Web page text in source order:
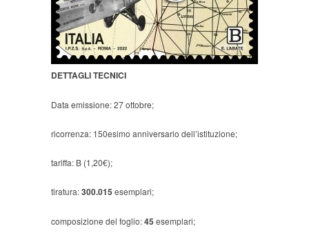
DETTAGLI TECNICI
Data emissione: 27 ottobre;
ricorrenza: 150esimo anniversario dell’istituzione;
tariffa: B (1,20€);
tiratura:300.015 esemplari;
composizione del foglio:45 esemplari;